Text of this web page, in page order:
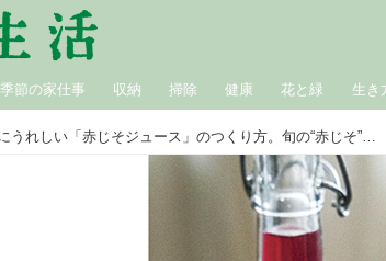
季節の家仕事 収納 掃除 健康 花と緑 生き
夏にうれしい「赤じそジュース」のつくり方。旬の“赤じそ”で仕込む定番ドリンク！疲労回復にも／料理家・真藤舞衣子さん